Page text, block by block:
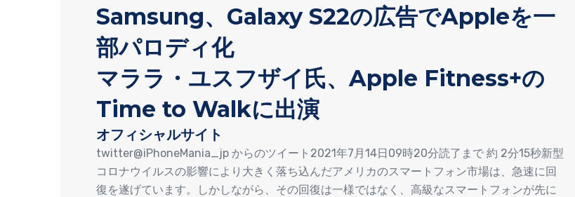
Samsung、Galaxy S22の広告でAppleを一
部パロディ化
マララ・ユスフザイ氏、Apple Fitness+の
Time to Walkに出演
オフィシャルサイト
twitter@iPhoneMania_jp からのツイート2021年7月14日09時20分読了まで 約 2分15秒新型
コロナウイルスの影響により大きく落ち込んだアメリカのスマートフォン市場は、急速に回
復を遂げています。しかしながら、その回復は一様ではなく、高級なスマートフォンが先に